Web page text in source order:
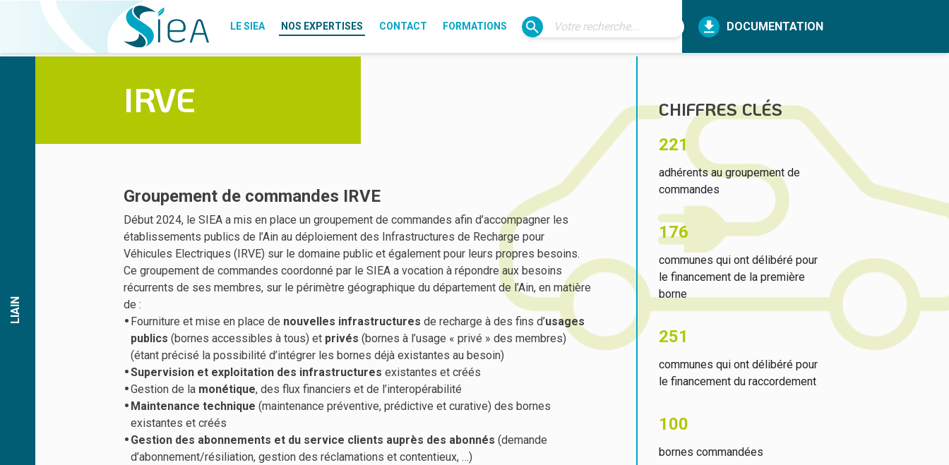
LE SIEA NOS EXPERTISES CONTACT FORMATIONS DOCUMENTATION
NOS
STRUCTURES
LÉA
LIAIN
RSE
Usages du numérique
LE SIEA
LE BUREAU
NOS STRUCTURES
LÉA
LIAIN
RSE
ÉLECTRIFICATION
FIBRE
TRANSITION ÉNERGÉTIQUE
USAGES DU NUMÉRIQUE
IRVE
CONTACT
LIAIN
IRVE
Groupement de commandes IRVE
Début 2024, le SIEA a mis en place un groupement de commandes afin d’accompagner les
établissements publics de l’Ain au déploiement des Infrastructures de Recharge pour
Véhicules Electriques (IRVE) sur le domaine public et également pour leurs propres besoins.
Ce groupement de commandes coordonné par le SIEA a vocation à répondre aux besoins
récurrents de ses membres, sur le périmètre géographique du département de l’Ain, en matière
de :
Fourniture et mise en place de nouvelles infrastructures de recharge à des fins d’usages
publics (bornes accessibles à tous) et privés (bornes à l’usage « privé » des membres)
(étant précisé la possibilité d’intégrer les bornes déjà existantes au besoin)
Supervision et exploitation des infrastructures existantes et créés
Gestion de la monétique, des flux financiers et de l’interopérabilité
Maintenance technique (maintenance préventive, prédictive et curative) des bornes
existantes et créés
Gestion des abonnements et du service clients auprès des abonnés (demande
d’abonnement/résiliation, gestion des réclamations et contentieux, …)
CHIFFRES CLÉS
221
adhérents au groupement de
commandes
176
communes qui ont délibéré pour
le financement de la première
borne
251
communes qui ont délibéré pour
le financement du raccordement
100
bornes commandées